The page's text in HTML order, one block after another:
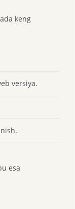
keng
versiya.
esa